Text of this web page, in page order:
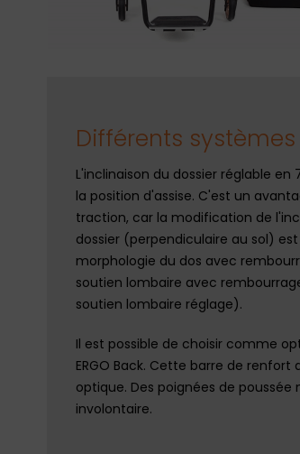
Différents
L'inclinaison du dossier réglable
la position d'assise. C'est un
traction, car la modification de
dossier (perpendiculaire au sol)
morphologie du dos avec
soutien lombaire avec
soutien lombaire réglage).
Il est possible de choisir comme
ERGO Back. Cette barre de
optique. Des poignées de
involontaire.